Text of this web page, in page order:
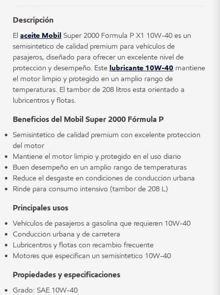
Descripción
El aceite Mobil Super 2000 Fórmula P X1 10W-40 es un
semisintético de calidad premium para vehículos de
pasajeros, diseñado para ofrecer un excelente nivel de
protección y desempeño. Este lubricante 10W-40 mantiene
el motor limpio y protegido en un amplio rango de
temperaturas. El tambor de 208 litros está orientado a
lubricentros y flotas.
Beneficios del Mobil Super 2000 Fórmula P
Semisintético de calidad premium con excelente protección
del motor
Mantiene el motor limpio y protegido en el uso diario
Buen desempeño en un amplio rango de temperaturas
Reduce el desgaste en condiciones de conducción urbana
Rinde para consumo intensivo (tambor de 208 L)
Principales usos
Vehículos de pasajeros a gasolina que requieren 10W-40
Conducción urbana y de carretera
Lubricentros y flotas con recambio frecuente
Motores que especifican un semisintético 10W-40
Propiedades y especificaciones
Grado: SAE 10W-40